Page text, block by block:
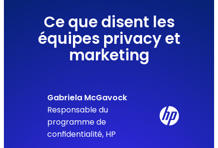
Ce que disent les
équipes privacy et
marketing
Gabriela McGavock
Responsable du
programme de
confidentialité, HP